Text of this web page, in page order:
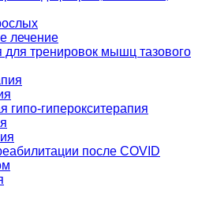
лечение
тренировок мышц тазового
гипо-гиперокситерапия
после СOVID